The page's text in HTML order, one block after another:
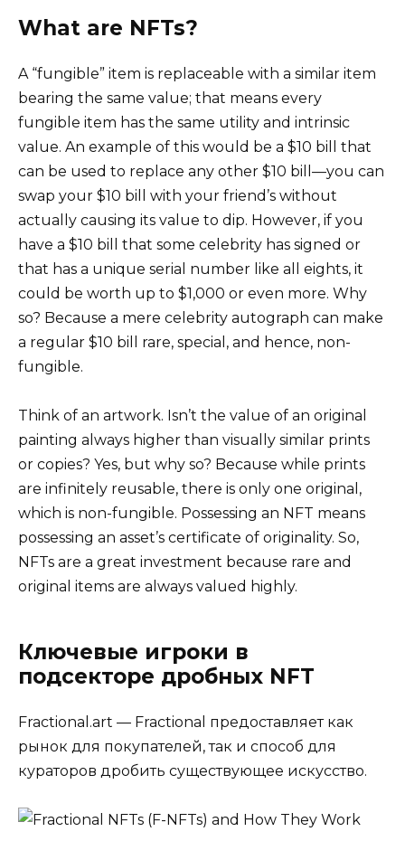
What are NFTs?
A “fungible” item is replaceable with a similar item
bearing the same value; that means every
fungible item has the same utility and intrinsic
value. An example of this would be a $10 bill that
can be used to replace any other $10 bill—you can
swap your $10 bill with your friend’s without
actually causing its value to dip. However, if you
have a $10 bill that some celebrity has signed or
that has a unique serial number like all eights, it
could be worth up to $1,000 or even more. Why
so? Because a mere celebrity autograph can make
a regular $10 bill rare, special, and hence, non-
fungible.
Think of an artwork. Isn’t the value of an original
painting always higher than visually similar prints
or copies? Yes, but why so? Because while prints
are infinitely reusable, there is only one original,
which is non-fungible. Possessing an NFT means
possessing an asset’s certificate of originality. So,
NFTs are a great investment because rare and
original items are always valued highly.
Ключевые игроки в
подсекторе дробных NFT
Fractional.art — Fractional предоставляет как
рынок для покупателей, так и способ для
кураторов дробить существующее искусство.